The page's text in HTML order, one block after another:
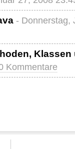
- Donnerstag,
Kommentare